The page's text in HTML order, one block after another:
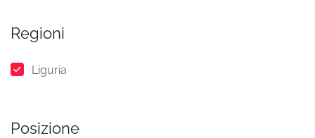
Regioni
Liguria
Posizione